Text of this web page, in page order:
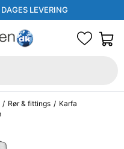
LEVERING
/ Rør & fittings / Karfa